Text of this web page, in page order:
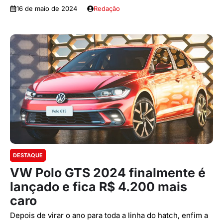
16 de maio de 2024 Redação
DESTAQUE
VW Polo GTS 2024 finalmente é
lançado e fica R$ 4.200 mais
caro
Depois de virar o ano para toda a linha do hatch, enfim a